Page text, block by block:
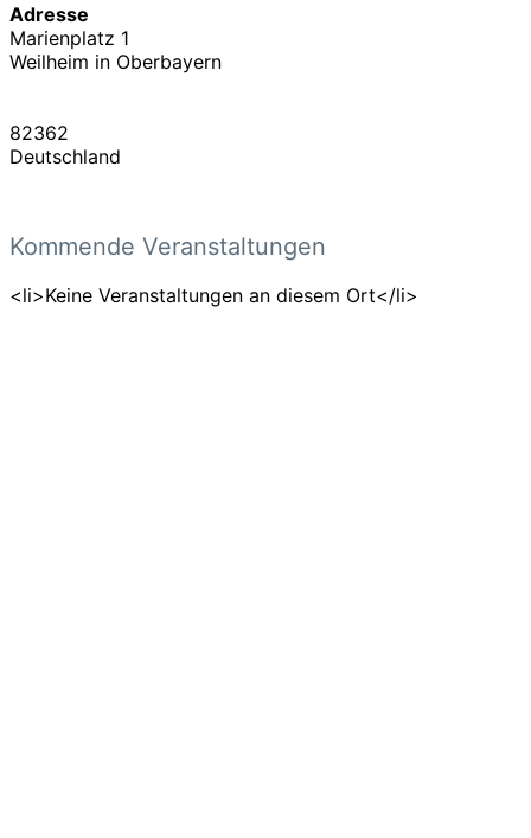
Adresse
Marienplatz 1
Weilheim in Oberbayern
82362
Deutschland
Kommende Veranstaltungen
<li>Keine Veranstaltungen an diesem Ort</li>